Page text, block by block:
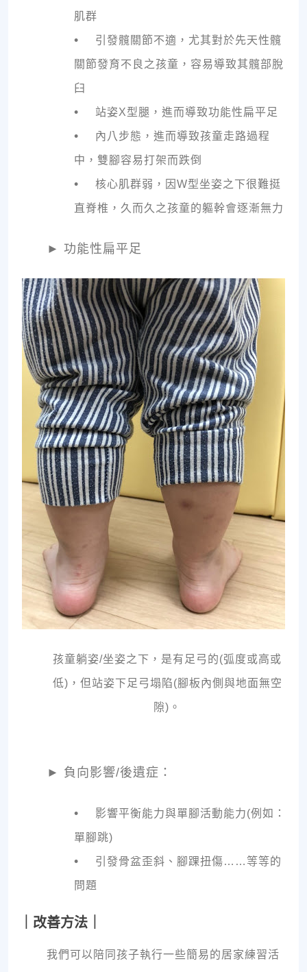
肌群
• 引發髖關節不適，尤其對於先天性髖
關節發育不良之孩童，容易導致其髖部脫
臼
• 站姿X型腿，進而導致功能性扁平足
• 內八步態，進而導致孩童走路過程
中，雙腳容易打架而跌倒
• 核心肌群弱，因W型坐姿之下很難挺
直脊椎，久而久之孩童的軀幹會逐漸無力
► 功能性扁平足
孩童躺姿/坐姿之下，是有足弓的(弧度或高或
低)，但站姿下足弓塌陷(腳板內側與地面無空
隙)。
► 負向影響/後遺症：
• 影響平衡能力與單腳活動能力(例如：
單腳跳)
• 引發骨盆歪斜、腳踝扭傷……等等的
問題
｜改善方法｜
我們可以陪同孩子執行一些簡易的居家練習活